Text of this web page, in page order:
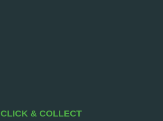
CLICK & COLLECT